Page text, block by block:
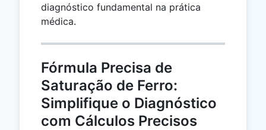
diagnóstico fundamental na prática
médica.
Fórmula Precisa de
Saturação de Ferro:
Simplifique o Diagnóstico
com Cálculos Precisos